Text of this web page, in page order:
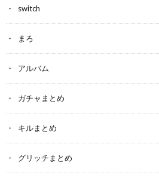
switch
まろ
アルバム
ガチャまとめ
キルまとめ
グリッチまとめ